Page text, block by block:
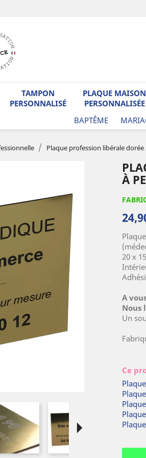
TAMPON
PERSONNALISÉ
PLAQUE MAISON
PERSONNALISÉE
BAPTÊME
Plaque profession libérale
arrow_right
À
20 x
A
Nous
Un
Ce